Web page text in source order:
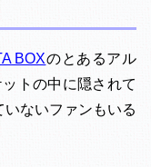
BOXのとあるアル
トの中に隠されて
ないファンもいる